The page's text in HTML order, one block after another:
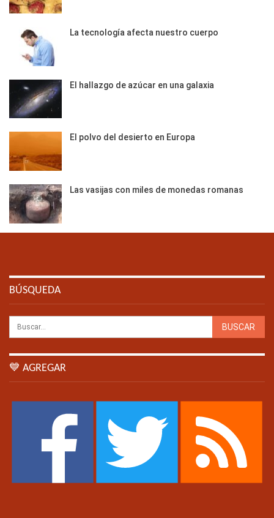
La tecnología afecta nuestro cuerpo
El hallazgo de azúcar en una galaxia
El polvo del desierto en Europa
Las vasijas con miles de monedas romanas
BÚSQUEDA
💙 AGREGAR